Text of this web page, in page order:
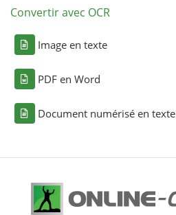
Convertir avec OCR
Image en texte
PDF en Word
Document numérisé en texte